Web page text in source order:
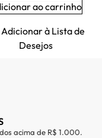
ao carrinho
Adicionar à Lista de
Desejos
acima de R$ 1.000.